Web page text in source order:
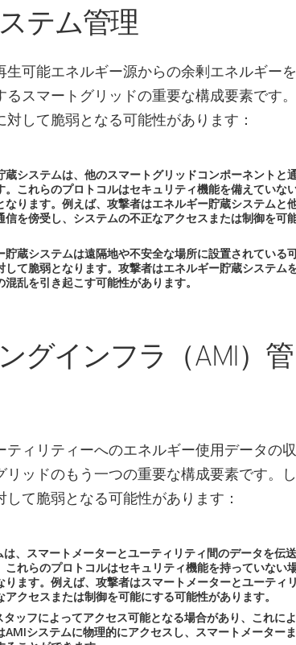
テム管理
可能エネルギー源からの余剰エネルギーを
スマートグリッドの重要な構成要素です。
して脆弱となる可能性があります：
システムは、他のスマートグリッドコンポーネントと
これらのプロトコルはセキュリティ機能を備えていな
ります。例えば、攻撃者はエネルギー貯蔵システムと
を傍受し、システムの不正なアクセスまたは制御を可
蔵システムは遠隔地や不安全な場所に設置されている
て脆弱となります。攻撃者はエネルギー貯蔵システム
乱を引き起こす可能性があります。
グインフラ（AMI）管
ィリティーへのエネルギー使用データの収
ッドのもう一つの重要な構成要素です。し
て脆弱となる可能性があります：
、スマートメーターとユーティリティ間のデータを伝送
れらのプロトコルはセキュリティ機能を持っていない
ます。例えば、攻撃者はスマートメーターとユーティリ
クセスまたは制御を可能にする可能性があります。
ッフによってアクセス可能となる場合があり、これによ
システムに物理的にアクセスし、スマートメーターま